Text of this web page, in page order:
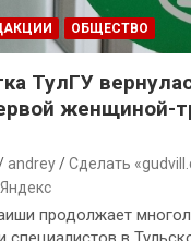
ОБЩЕСТВО
ТулГУ
женщиной-
andrey
Сделать
продолжает